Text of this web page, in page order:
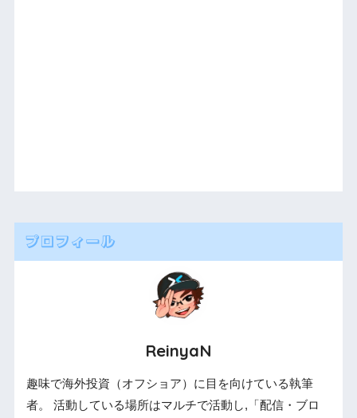
プロフィール
ReinyaN
趣味で海外投資（オフショア）に目を向けている執筆
者。 活動している場所はマルチで活動し,「配信・ブロ